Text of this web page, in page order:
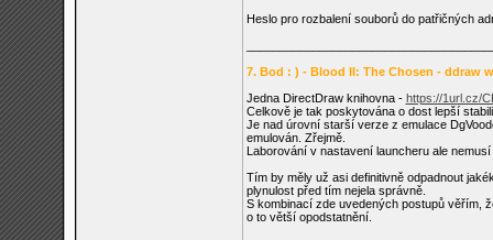
Heslo pro rozbalení souborů do patřičných
7. Bod : ) - Blood II: The Chosen - ddraw
Jedna DirectDraw knihovna - https://1url.cz/
Celkově je tak poskytována o dost lepší
Je nad úrovní starší verze z emulace
emulován. Zřejmě.
Laborování v nastavení launcheru ale
Tím by měly už asi definitivně odpadnout
plynulost před tím nejela správně.
S kombinací zde uvedených postupů věřím,
o to větší opodstatnění.